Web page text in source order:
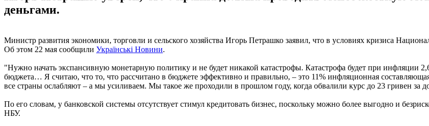
деньгами.
Министр развития экономики, торговли и сельского хозяйства Игорь Петрашко заявил, что в условиях кризиса
Об этом 22 мая сообщили Українськi Новини.
"Нужно начать экспансивную монетарную политику и не будет никакой катастрофы. Катастрофа будет при инфляции
бюджета… Я считаю, что то, что рассчитано в бюджете эффективно и правильно, – это 11% инфляционная
все страны ослабляют – а мы усиливаем. Мы такое же проходили в прошлом году, когда обвалили курс до 23 гривен за
По его словам, у банковской системы отсутствует стимул кредитовать бизнес, поскольку можно более выгодно и
НБУ.